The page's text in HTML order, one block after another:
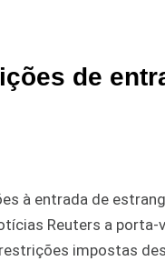
de
à entrada de
Reuters a
impostas